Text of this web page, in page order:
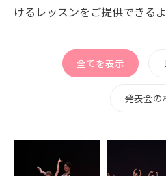
けるレッスンをご提供できる
全てを表示
発表会の